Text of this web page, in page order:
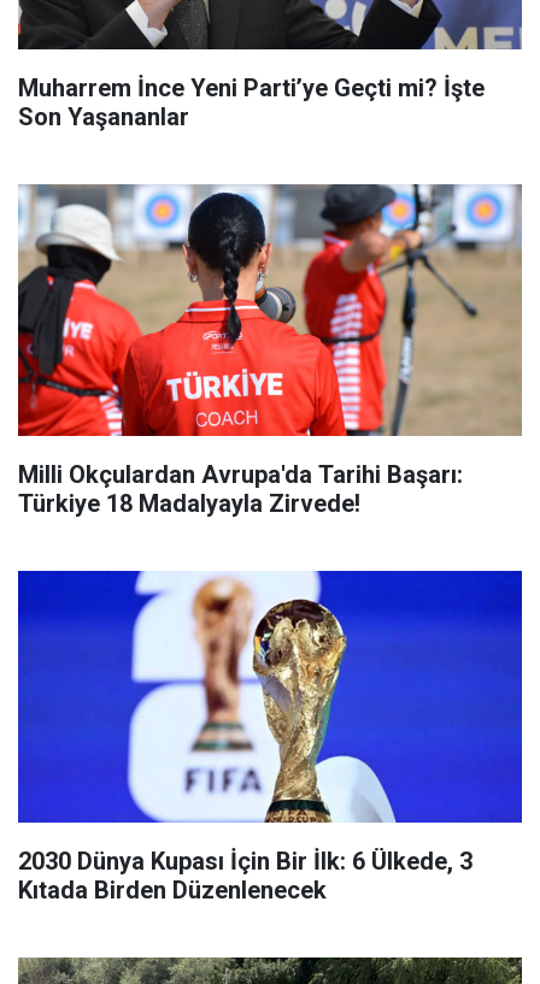
Muharrem İnce Yeni Parti’ye Geçti mi? İşte
Son Yaşananlar
Milli Okçulardan Avrupa'da Tarihi Başarı:
Türkiye 18 Madalyayla Zirvede!
2030 Dünya Kupası İçin Bir İlk: 6 Ülkede, 3
Kıtada Birden Düzenlenecek